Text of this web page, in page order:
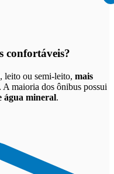
confortáveis?
leito ou semi-leito, mais
. A maioria dos ônibus possui
água mineral.